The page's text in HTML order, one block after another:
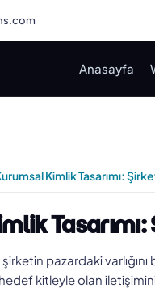
Anasayfa
pazardaki
kitleyle olan